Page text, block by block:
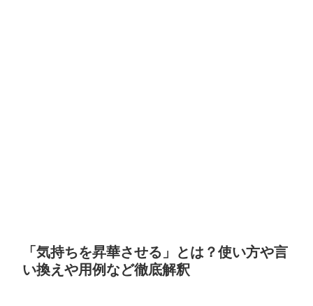
「気持ちを昇華させる」とは？使い方や言
い換えや用例など徹底解釈